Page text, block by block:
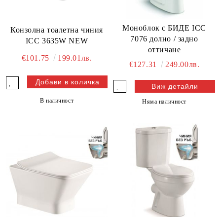
Конзолна тоалетна чиния
ICC 3635W NEW
€101.75 199.01лв.
В наличност
Моноблок с БИДЕ ICC
7076 долно / задно
оттичане
€127.31
249.00лв.
Виж детайли
Няма наличност